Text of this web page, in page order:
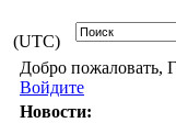
(UTC)
Добро пожаловать,
Войдите
Новости: